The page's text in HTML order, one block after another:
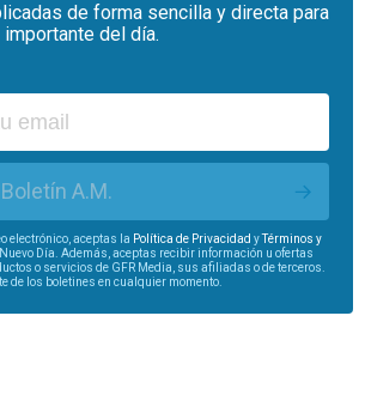
de forma sencilla y directa para
del día.
A.M.
electrónico, aceptas la Política de Privacidad yTérminos y
Día. Además, aceptas recibir información u ofertas
o servicios de GFR Media, sus afiliadas o de terceros.
de los boletines en cualquier momento.